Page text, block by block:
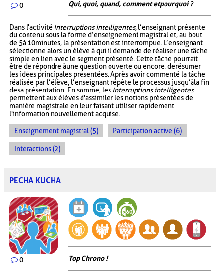
0 Qui, quoi, quand, comment et pourquoi ?
Dans l'activité Interruptions intelligentes, l’enseignant présente
du contenu sous la forme d’enseignement magistral et, au bout
de 5 à 10 minutes, la présentation est interrompue. L’enseignant
sélectionne alors un élève à qui il demande de réaliser une tâche
simple en lien avec le segment présenté. Cette tâche pourrait
être de répondre à une question ouverte ou encore, de résumer
les idées principales présentées. Après avoir commenté la tâche
réalisée par l’élève, l’enseignant répète le processus jusqu’à la fin
de sa présentation. En somme, les Interruptions intelligentes
permettent aux élèves d'assimiler les notions présentées de
manière magistrale en leur faisant utiliser rapidement
l'information nouvellement acquise.
Enseignement magistral (5) Participation active (6)
Interactions (2)
PECHA KUCHA
0 Top Chrono !